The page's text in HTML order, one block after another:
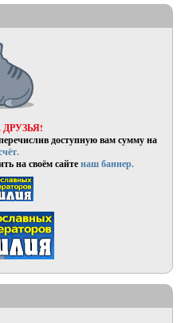
доступную вам сумму на
на своём сайтенаш баннер.